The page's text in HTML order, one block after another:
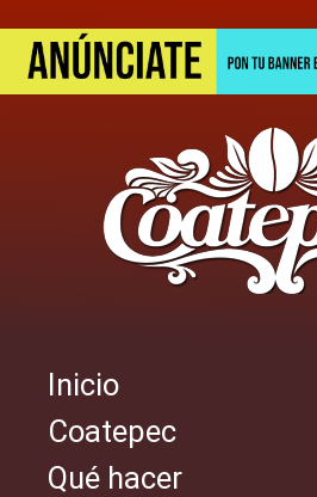
contenido
Navegación
principal
Inicio
Coatepec
Qué hacer